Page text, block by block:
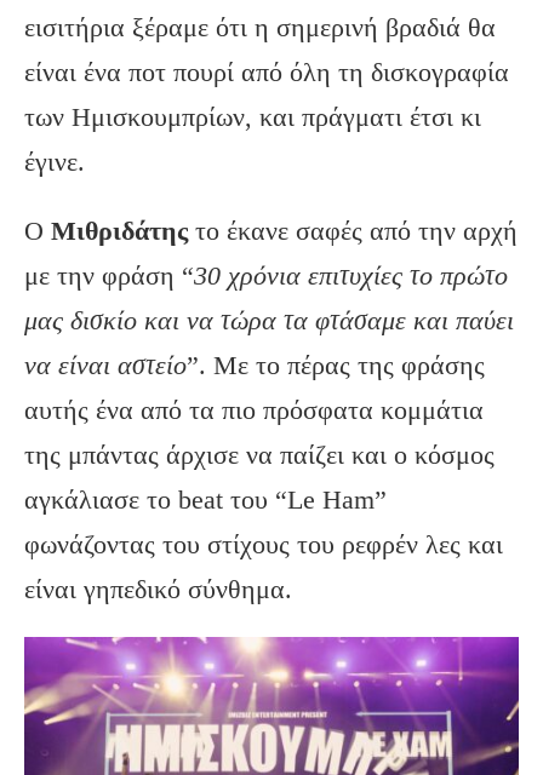
εισιτήρια ξέραμε ότι η σημερινή βραδιά θα
είναι ένα ποτ πουρί από όλη τη δισκογραφία
των Ημισκουμπρίων, και πράγματι έτσι κι
έγινε.
Ο Μιθριδάτηςτο έκανε σαφές από την αρχή
με την φράση “30 χρόνια επιτυχίες το πρώτο
μας δισκίο και να τώρα τα φτάσαμε και παύει
να είναι αστείο”. Με το πέρας της φράσης
αυτής ένα από τα πιο πρόσφατα κομμάτια
της μπάντας άρχισε να παίζει και ο κόσμος
αγκάλιασε το beat του “Le Ham”
φωνάζοντας του στίχους του ρεφρέν λες και
είναι γηπεδικό σύνθημα.